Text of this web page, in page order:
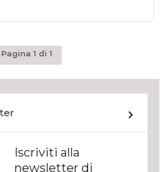
Pagina 1 di 1
Iscriviti alla
newsletter di